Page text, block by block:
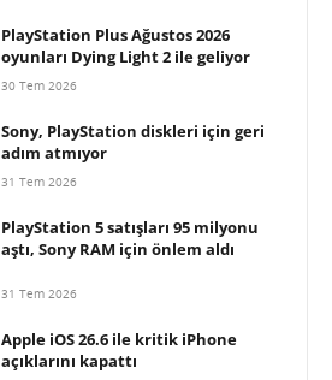
PlayStation Plus Ağustos 2026
oyunları Dying Light 2 ile geliyor
30 Tem 2026
Sony, PlayStation diskleri için geri
adım atmıyor
31 Tem 2026
PlayStation 5 satışları 95 milyonu
aştı, Sony RAM için önlem aldı
31 Tem 2026
Apple iOS 26.6 ile kritik iPhone
açıklarını kapattı